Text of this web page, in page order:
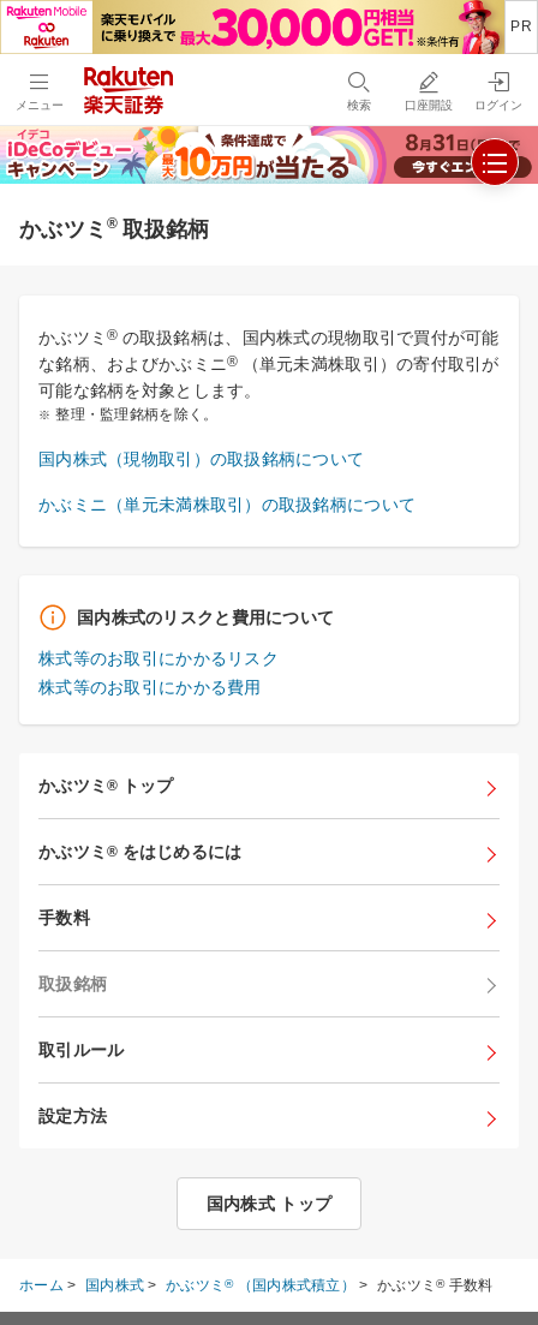
メニュー 検索 口座開設 ログイン
かぶツミ® 取扱銘柄
かぶツミ® の取扱銘柄は、国内株式の現物取引で買付が可能
な銘柄、およびかぶミニ®
（単元未満株取引）の寄付取引が
可能な銘柄を対象とします。
整理・監理銘柄を除く。
国内株式（現物取引）の取扱銘柄について
かぶミニ（単元未満株取引）の取扱銘柄について
国内株式のリスクと費用について
株式等のお取引にかかるリスク
株式等のお取引にかかる費用
かぶツミ® トップ
かぶツミ® をはじめるには
手数料
取扱銘柄
取引ルール
設定方法
国内株式 トップ
ホーム > 国内株式 > かぶツミ® （国内株式積立） > かぶツミ® 手数料